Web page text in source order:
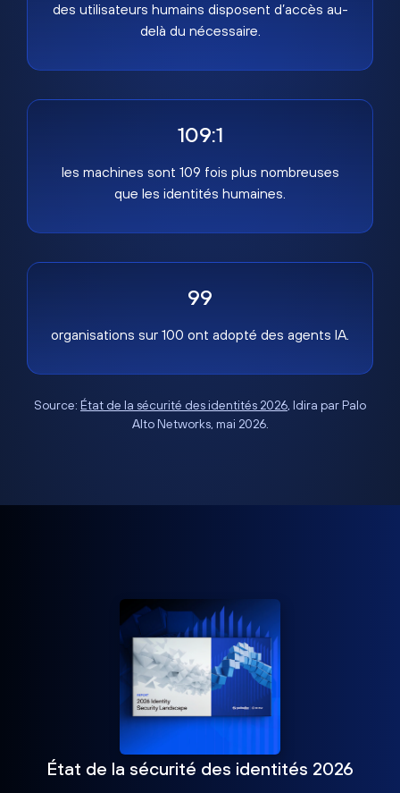
des utilisateurs humains disposent d’accès au-
delà du nécessaire.
109:1
les machines sont 109 fois plus nombreuses
que les identités humaines.
99
organisations sur 100 ont adopté des agents IA.
Source: État de la sécurité des identités 2026, Idira par Palo
Alto Networks, mai 2026.
État de la sécurité des identités 2026